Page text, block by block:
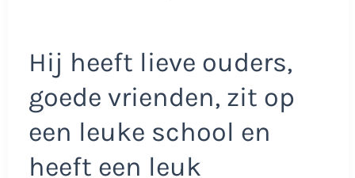
Hij heeft lieve ouders,
goede vrienden, zit op
een leuke school en
heeft een leuk